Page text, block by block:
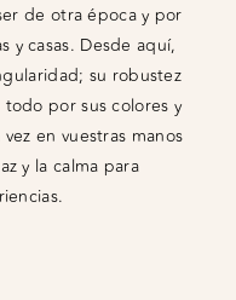
de otra época y por
y casas. Desde aquí,
su robustez
por sus colores y
en vuestras manos
y la calma para